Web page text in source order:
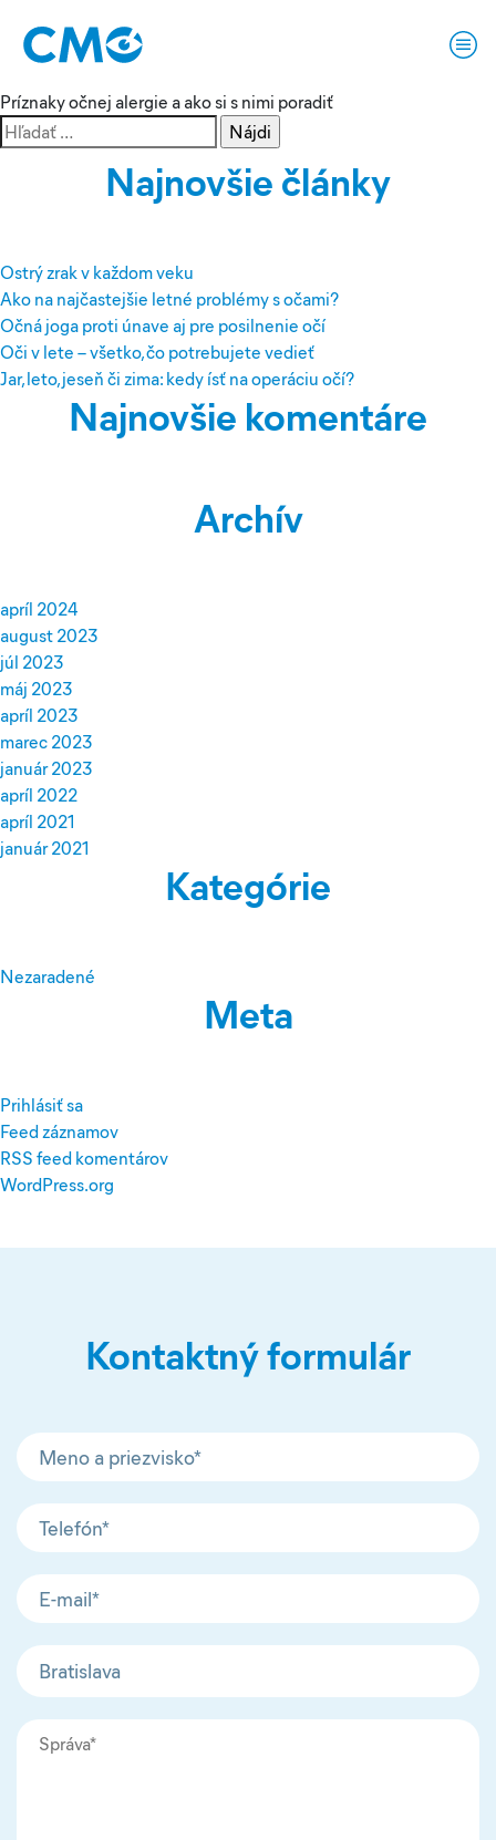
Značka:
Príznaky očnej alergie a ako si s nimi poradiť
Hľadať:
Najnovšie články
Ostrý zrak v každom veku
Ako na najčastejšie letné problémy s očami?
Očná joga proti únave aj pre posilnenie očí
Oči v lete – všetko, čo potrebujete vedieť
Jar, leto, jeseň či zima: kedy ísť na operáciu očí?
Najnovšie komentáre
Archív
apríl 2024
august 2023
júl 2023
máj 2023
apríl 2023
marec 2023
január 2023
apríl 2022
apríl 2021
január 2021
Kategórie
Nezaradené
Meta
Prihlásiť sa
Feed záznamov
RSS feed komentárov
WordPress.org
Kontaktný formulár